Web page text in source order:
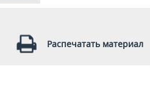
Распечатать материал